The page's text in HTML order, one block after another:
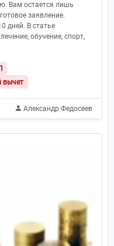
Вам остается лишь
заявление.
дней. В статье
обучение, спорт,
вычет
Александр Федосеев